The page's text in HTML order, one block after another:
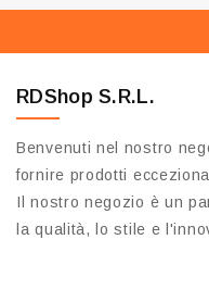
RDShop S.R.L.
Benvenuti nel nostro
fornire prodotti
Il nostro negozio è un
la qualità, lo stile e